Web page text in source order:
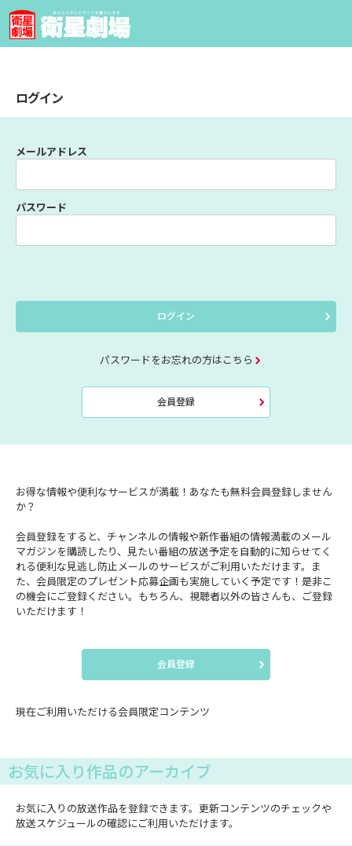
ログイン
メールアドレス
パスワード
ログイン
パスワードをお忘れの方はこちら
会員登録
お得な情報や便利なサービスが満載！あなたも無料会員登録しません
か？
会員登録をすると、チャンネルの情報や新作番組の情報満載のメール
マガジンを購読したり、見たい番組の放送予定を自動的に知らせてく
れる便利な見逃し防止メールのサービスがご利用いただけます。ま
た、会員限定のプレゼント応募企画も実施していく予定です！是非こ
の機会にご登録ください。もちろん、視聴者以外の皆さんも、ご登録
いただけます！
会員登録
現在ご利用いただける会員限定コンテンツ
お気に入り作品のアーカイブ
お気に入りの放送作品を登録できます。更新コンテンツのチェックや
放送スケジュールの確認にご利用いただけます。